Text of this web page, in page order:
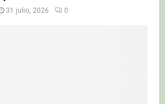
31 julio, 2026 0